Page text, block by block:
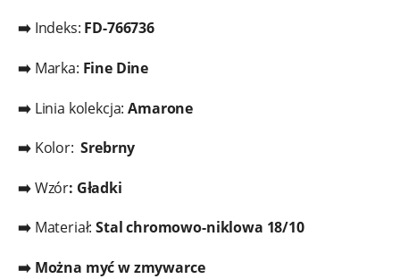
➡️ Indeks: FD-766736
➡️ Marka: Fine Dine
➡️ Linia kolekcja:Amarone
➡️ Kolor:Srebrny
➡️Wzór: Gładki
➡️ Materiał:Stal chromowo-niklowa 18/10
➡️ Można myć w zmywarce